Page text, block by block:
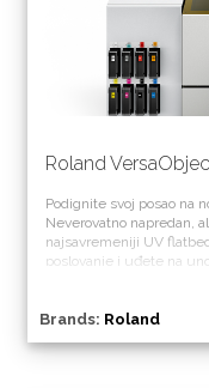
Roland
Podignite svoj posao na
Neverovatno napredan,
najsavremeniji UV
poslovanje i uđete na
Brands: Roland